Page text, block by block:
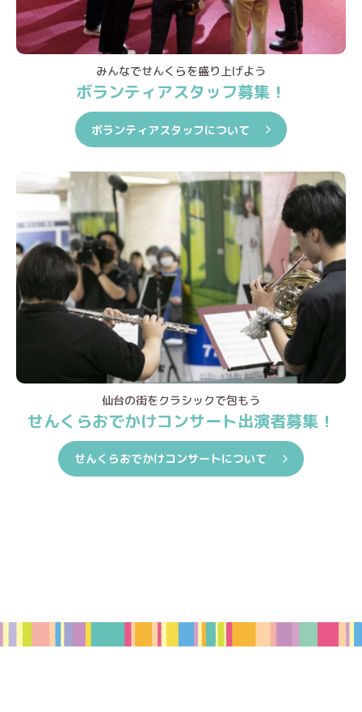
みんなでせんくらを盛り上げよう
ボランティアスタッフ募集！
ボランティアスタッフについて
仙台の街をクラシックで包もう
せんくらおでかけコンサート出演者募集！
せんくらおでかけコンサートについて